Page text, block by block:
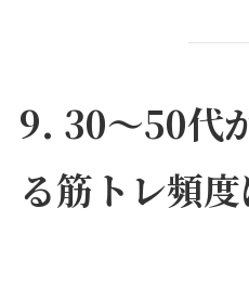
9. 30〜50代
る筋トレ頻度